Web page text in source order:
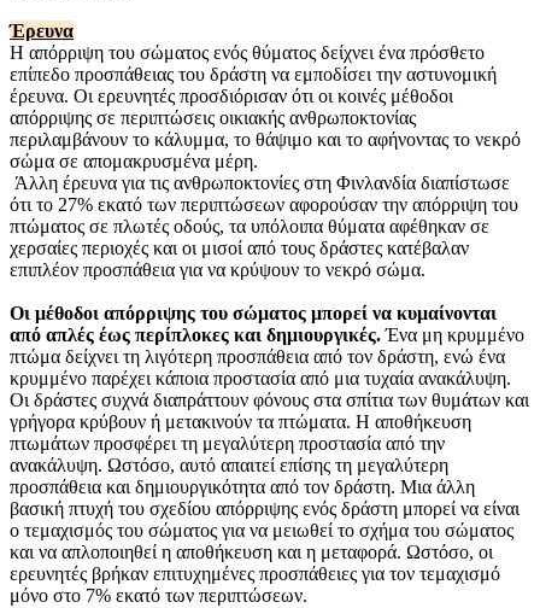
Έρευνα
Η απόρριψη του σώματος ενός θύματος δείχνει ένα πρόσθετο
επίπεδο προσπάθειας του δράστη να εμποδίσει την αστυνομική
έρευνα. Οι ερευνητές προσδιόρισαν ότι οι κοινές μέθοδοι
απόρριψης σε περιπτώσεις οικιακής ανθρωποκτονίας
περιλαμβάνουν το κάλυμμα, το θάψιμο και το αφήνοντας το νεκρό
σώμα σε απομακρυσμένα μέρη.
Άλλη έρευνα για τις ανθρωποκτονίες στη Φινλανδία διαπίστωσε
ότι το 27% εκατό των περιπτώσεων αφορούσαν την απόρριψη του
πτώματος σε πλωτές οδούς, τα υπόλοιπα θύματα αφέθηκαν σε
χερσαίες περιοχές και οι μισοί από τους δράστες κατέβαλαν
επιπλέον προσπάθεια για να κρύψουν το νεκρό σώμα.
Οι μέθοδοι απόρριψης του σώματος μπορεί να κυμαίνονται
από απλές έως περίπλοκες και δημιουργικές.Ένα μη κρυμμένο
πτώμα δείχνει τη λιγότερη προσπάθεια από τον δράστη, ενώ ένα
κρυμμένο παρέχει κάποια προστασία από μια τυχαία ανακάλυψη.
Οι δράστες συχνά διαπράττουν φόνους στα σπίτια των θυμάτων και
γρήγορα κρύβουν ή μετακινούν τα πτώματα. Η αποθήκευση
πτωμάτων προσφέρει τη μεγαλύτερη προστασία από την
ανακάλυψη. Ωστόσο, αυτό απαιτεί επίσης τη μεγαλύτερη
προσπάθεια και δημιουργικότητα από τον δράστη. Μια άλλη
βασική πτυχή του σχεδίου απόρριψης ενός δράστη μπορεί να είναι
ο τεμαχισμός του σώματος για να μειωθεί το σχήμα του σώματος
και να απλοποιηθεί η αποθήκευση και η μεταφορά. Ωστόσο, οι
ερευνητές βρήκαν επιτυχημένες προσπάθειες για τον τεμαχισμό
μόνο στο 7% εκατό των περιπτώσεων.